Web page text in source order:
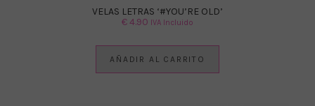
VELAS LETRAS ‘#YOU’RE OLD’
€4.90 IVA Incluido
AÑADIR AL CARRITO